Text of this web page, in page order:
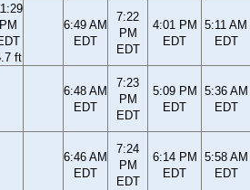
PM
ft
6:49 AM
EDT
7:22
PM
EDT
4:01 PM
EDT
5:11 AM
EDT
6:48 AM
EDT
7:23
PM
EDT
5:09 PM
EDT
5:36 AM
EDT
6:46 AM
EDT
7:24
PM
EDT
6:14 PM
EDT
5:58 AM
EDT